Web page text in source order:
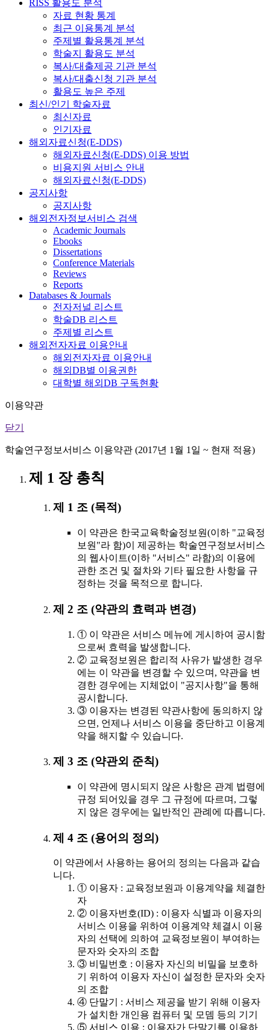
RISS 활용도 분석
자료 현황 통계
최근 이용통계 분석
주제별 활용통계 분석
학술지 활용도 분석
복사/대출제공 기관 분석
복사/대출신청 기관 분석
활용도 높은 주제
최신/인기 학술자료
최신자료
인기자료
해외자료신청(E-DDS)
해외자료신청(E-DDS) 이용 방법
비용지원 서비스 안내
해외자료신청(E-DDS)
공지사항
공지사항
해외전자정보서비스 검색
Academic Journals
Ebooks
Dissertations
Conference Materials
Reviews
Reports
Databases & Journals
전자저널 리스트
학술DB 리스트
주제별 리스트
해외전자자료 이용안내
해외전자자료 이용안내
해외DB별 이용권한
대학별 해외DB 구독현황
이용약관
닫기
학술연구정보서비스 이용약관 (2017년 1월 1일 ~ 현재 적용)
제 1 장 총칙
제 1 조 (목적)
이 약관은 한국교육학술정보원(이하 "교육정
보원"라 함)이 제공하는 학술연구정보서비스
의 웹사이트(이하 "서비스" 라함)의 이용에
관한 조건 및 절차와 기타 필요한 사항을 규
정하는 것을 목적으로 합니다.
제 2 조 (약관의 효력과 변경)
① 이 약관은 서비스 메뉴에 게시하여 공시함
으로써 효력을 발생합니다.
② 교육정보원은 합리적 사유가 발생한 경우
에는 이 약관을 변경할 수 있으며, 약관을 변
경한 경우에는 지체없이 "공지사항"을 통해
공시합니다.
③ 이용자는 변경된 약관사항에 동의하지 않
으면, 언제나 서비스 이용을 중단하고 이용계
약을 해지할 수 있습니다.
제 3 조 (약관외 준칙)
이 약관에 명시되지 않은 사항은 관계 법령에
규정 되어있을 경우 그 규정에 따르며, 그렇
지 않은 경우에는 일반적인 관례에 따릅니다.
제 4 조 (용어의 정의)
이 약관에서 사용하는 용어의 정의는 다음과 같습
니다.
① 이용자 : 교육정보원과 이용계약을 체결한
자
② 이용자번호(ID) : 이용자 식별과 이용자의
서비스 이용을 위하여 이용계약 체결시 이용
자의 선택에 의하여 교육정보원이 부여하는
문자와 숫자의 조합
③ 비밀번호 : 이용자 자신의 비밀을 보호하
기 위하여 이용자 자신이 설정한 문자와 숫자
의 조합
④ 단말기 : 서비스 제공을 받기 위해 이용자
가 설치한 개인용 컴퓨터 및 모뎀 등의 기기
⑤ 서비스 이용 : 이용자가 단말기를 이용하